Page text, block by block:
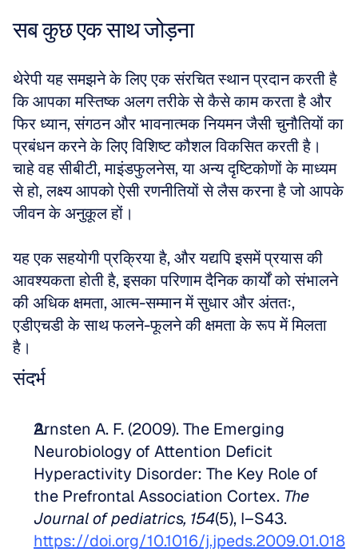
सब कुछ एक साथ जोड़ना
थेरेपी यह समझने के लिए एक संरचित स्थान प्रदान करती है
कि आपका मस्तिष्क अलग तरीके से कैसे काम करता है और
फिर ध्यान, संगठन और भावनात्मक नियमन जैसी चुनौतियों का
प्रबंधन करने के लिए विशिष्ट कौशल विकसित करती है।
चाहे वह सीबीटी, माइंडफुलनेस, या अन्य दृष्टिकोणों के माध्यम
से हो, लक्ष्य आपको ऐसी रणनीतियों से लैस करना है जो आपके
जीवन के अनुकूल हों।
यह एक सहयोगी प्रक्रिया है, और यद्यपि इसमें प्रयास की
आवश्यकता होती है, इसका परिणाम दैनिक कार्यों को संभालने
की अधिक क्षमता, आत्म-सम्मान में सुधार और अंततः,
एडीएचडी के साथ फलने-फूलने की क्षमता के रूप में मिलता
है।
संदर्भ
Arnsten A. F. (2009). The Emerging
Neurobiology of Attention Deficit
Hyperactivity Disorder: The Key Role of
the Prefrontal Association Cortex. The
Journal of pediatrics, 154
https://doi.org/10.1016/j.jpeds.2009.01.018